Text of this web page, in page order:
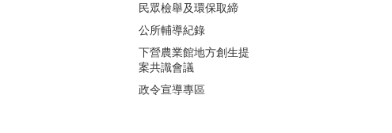
民眾檢舉及環保取締
公所輔導紀錄
下營農業館地方創生提
案共識會議
政令宣導專區